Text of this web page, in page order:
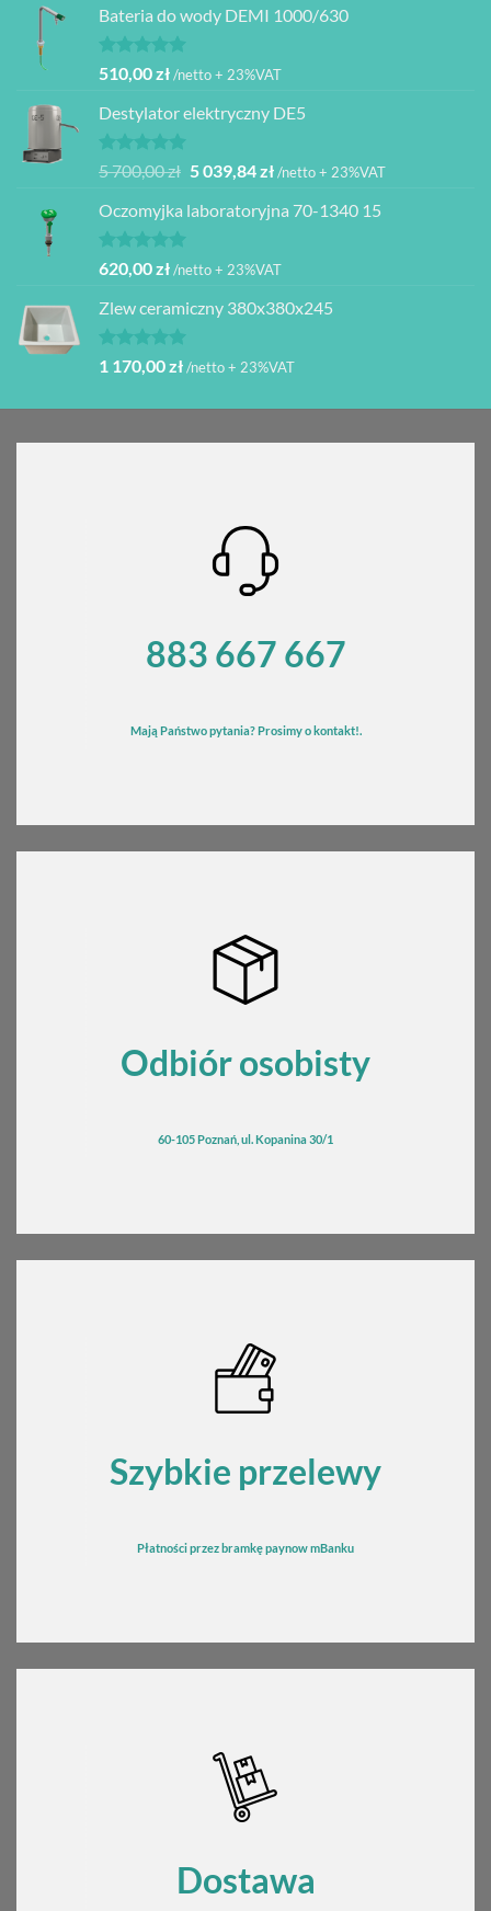
Bateria do wody DEMI 1000/630
Oceniono
na 5
510,00zł/netto + 23%VAT
Destylator elektryczny DE5
Oceniono
na 5
5 700,00zł Pierwotna
wynosiła:
700,00 zł.
5 039,84złAktualna
wynosi:
039,84 zł.
/netto + 23%VAT
Oczomyjka laboratoryjna 70-1340 15
Oceniono
na 5
620,00zł/netto + 23%VAT
Zlew ceramiczny 380x380x245
Oceniono
na 5
1 170,00zł/netto + 23%VAT
883 667 667
Mają Państwo pytania? Prosimy o kontakt!.
Odbiór osobisty
60-105 Poznań, ul. Kopanina 30/1
Szybkie przelewy
Płatności przez bramkępaynow mBanku
Dostawa